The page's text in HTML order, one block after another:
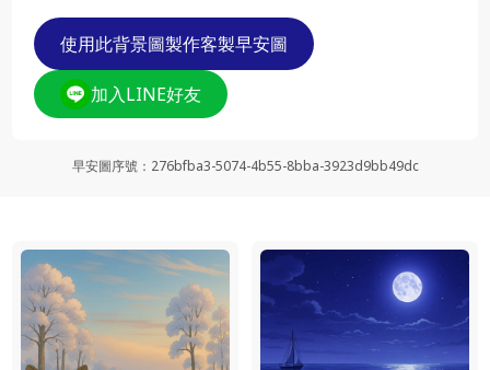
使用此背景圖製作客製早安圖
加入LINE好友
早安圖序號： 276bfba3-5074-4b55-8bba-3923d9bb49dc